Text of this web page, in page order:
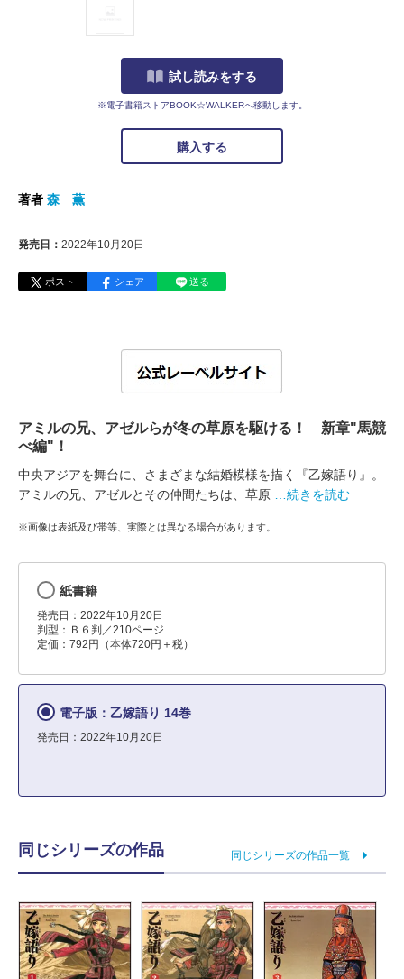
試し読みをする
※電子書籍ストアBOOK☆WALKERへ移動します。
購入する
著者 森 薫
発売日： 2022年10月20日
ポスト シェア 送る
アミルの兄、アゼルらが冬の草原を駆ける！ 新章"馬競
べ編"！
中央アジアを舞台に、さまざまな結婚模様を描く『乙嫁語り』。
アミルの兄、アゼルとその仲間たちは、草原
…続きを読む
※画像は表紙及び帯等、実際とは異なる場合があります。
紙書籍
発売日：2022年10月20日
判型：Ｂ６判／210ページ
定価：792円（本体720円＋税）
電子版：乙嫁語り 14巻
発売日：2022年10月20日
同じシリーズの作品 同じシリーズの作品一覧